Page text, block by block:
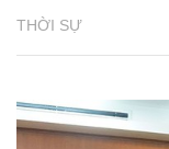
THỜI SỰ